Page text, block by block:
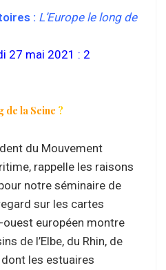
: L’Europe le long de
27 mai 2021 : 2
de la Seine ?
du Mouvement
rappelle les raisons
notre séminaire de
sur les cartes
européen montre
de l’Elbe, du Rhin, de
dont les estuaires